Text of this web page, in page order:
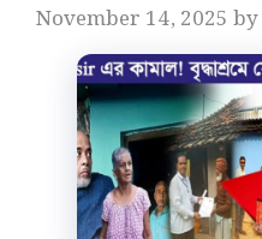
November 14, 2025 by